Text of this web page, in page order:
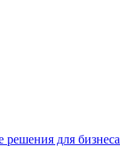
для бизнеса